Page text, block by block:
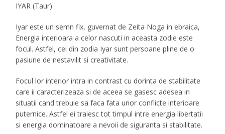
IYAR (Taur)
Iyar este un semn fix, guvernat de Zeita Noga in ebraica,
Energia interioara a celor nascuti in aceasta zodie este
focul. Astfel, cei din zodia Iyar sunt persoane pline de o
pasiune de nestavilit si creativitate.
Focul lor interior intra in contrast cu dorinta de stabilitate
care ii caracterizeaza si de aceea se gasesc adesea in
situatii cand trebuie sa faca fata unor conflicte interioare
puternice. Astfel ei traiesc tot timpul intre energia libertatii
si energia dominatoare a nevoii de siguranta si stabilitate.